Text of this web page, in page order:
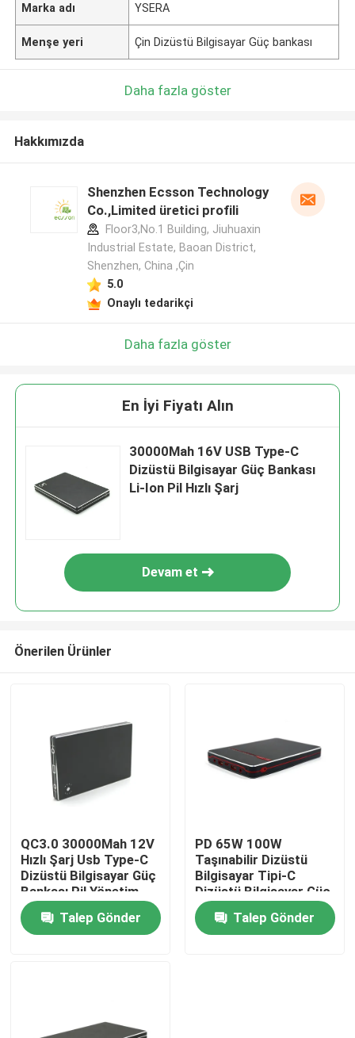
Ana sayfa
Hakkımızda
Marka adı YSERA
Menşe yeri Çin Dizüstü Bilgisayar Güç bankası
Daha fazla göster
Hakkımızda
Shenzhen Ecsson Technology
Co.,Limited üretici profili
Floor3,No.1 Building, Jiuhuaxin
Industrial Estate, Baoan District,
Shenzhen, China ,Çin
5.0
Onaylı tedarikçi
Daha fazla göster
En İyi Fiyatı Alın
30000Mah 16V USB Type-C
Dizüstü Bilgisayar Güç Bankası
Li-Ion Pil Hızlı Şarj
Devam et
Önerilen Ürünler
QC3.0 30000Mah 12V
Hızlı Şarj Usb Type-C
Dizüstü Bilgisayar Güç
Bankası Pil Yönetim
Sistemi
Talep Gönder
PD 65W 100W
Taşınabilir Dizüstü
Bilgisayar Tipi-C
Dizüstü Bilgisayar Güç
Bankası 40000mah
24V Pil Yedekleme
Talep Gönder